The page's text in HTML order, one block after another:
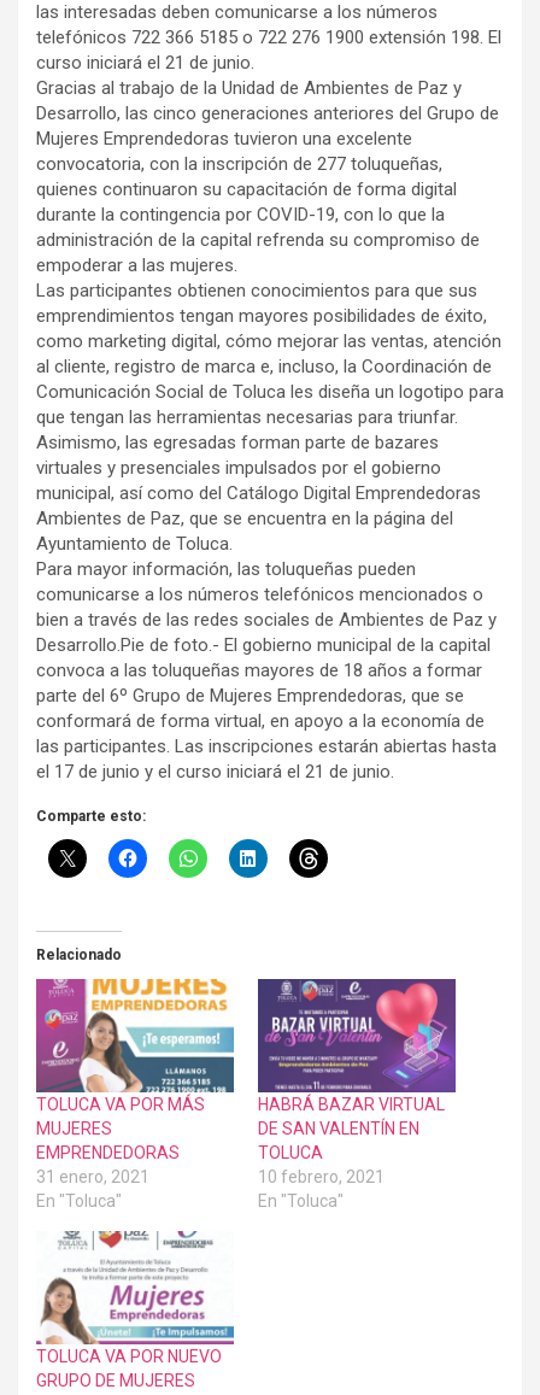
las interesadas deben comunicarse a los números
telefónicos 722 366 5185 o 722 276 1900 extensión 198. El
curso iniciará el 21 de junio.
Gracias al trabajo de la Unidad de Ambientes de Paz y
Desarrollo, las cinco generaciones anteriores del Grupo de
Mujeres Emprendedoras tuvieron una excelente
convocatoria, con la inscripción de 277 toluqueñas,
quienes continuaron su capacitación de forma digital
durante la contingencia por COVID-19, con lo que la
administración de la capital refrenda su compromiso de
empoderar a las mujeres.
Las participantes obtienen conocimientos para que sus
emprendimientos tengan mayores posibilidades de éxito,
como marketing digital, cómo mejorar las ventas, atención
al cliente, registro de marca e, incluso, la Coordinación de
Comunicación Social de Toluca les diseña un logotipo para
que tengan las herramientas necesarias para triunfar.
Asimismo, las egresadas forman parte de bazares
virtuales y presenciales impulsados por el gobierno
municipal, así como del Catálogo Digital Emprendedoras
Ambientes de Paz, que se encuentra en la página del
Ayuntamiento de Toluca.
Para mayor información, las toluqueñas pueden
comunicarse a los números telefónicos mencionados o
bien a través de las redes sociales de Ambientes de Paz y
Desarrollo.Pie de foto.- El gobierno municipal de la capital
convoca a las toluqueñas mayores de 18 años a formar
parte del 6º Grupo de Mujeres Emprendedoras, que se
conformará de forma virtual, en apoyo a la economía de
las participantes. Las inscripciones estarán abiertas hasta
el 17 de junio y el curso iniciará el 21 de junio.
Comparte esto:
Relacionado
TOLUCA VA POR MÁS
MUJERES
EMPRENDEDORAS
31 enero, 2021
En "Toluca"
HABRÁ BAZAR VIRTUAL
DE SAN VALENTÍN EN
TOLUCA
10 febrero, 2021
En "Toluca"
TOLUCA VA POR NUEVO
GRUPO DE MUJERES